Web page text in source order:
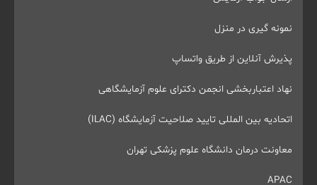
نمونه گیری در منزل
پذیرش آنلاین از طریق واتساپ
نهاد اعتباربخشی انجمن دکترای علوم آزمایشگاهی
اتحادیه بین المللی تایید صلاحیت آزمایشگاه (ILAC)
معاونت درمان دانشگاه علوم پزشکی تهران
APAC